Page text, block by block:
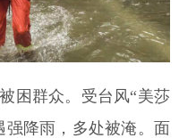
困群众。受台风“美莎
强降雨，多处被淹。面